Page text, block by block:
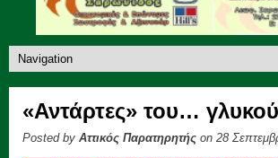
«Αντάρτες» του…
Posted by Αττικός Παρατηρητής on 28